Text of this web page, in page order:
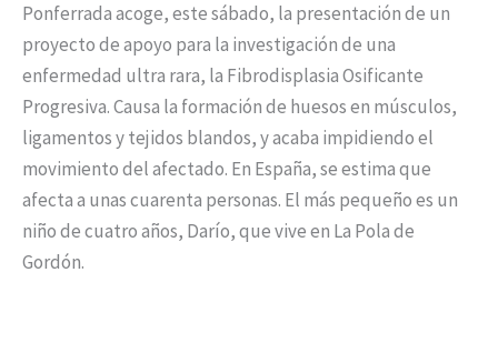
Ponferrada acoge, este sábado, la presentación de un
proyecto de apoyo para la investigación de una
enfermedad ultra rara, la Fibrodisplasia Osificante
Progresiva. Causa la formación de huesos en músculos,
ligamentos y tejidos blandos, y acaba impidiendo el
movimiento del afectado. En España, se estima que
afecta a unas cuarenta personas. El más pequeño es un
niño de cuatro años, Darío, que vive en La Pola de
Gordón.